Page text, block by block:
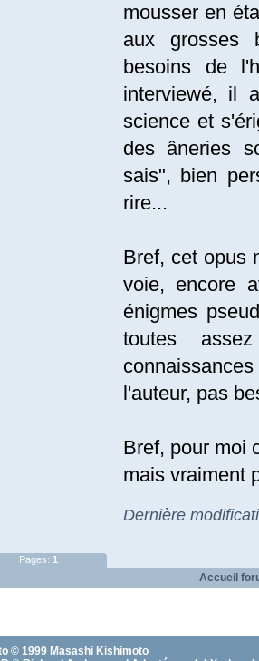
mousser en
aux grosses
besoins de
interviewé, il
science et
des âneries
sais", bien
rire...
Bref, cet opus
voie, encore
énigmes
toutes
l'auteur, pas
Bref, pour moi
mais vraiment
Dernière
Pages: 1
Accueil
© 1999 Masashi Kishimoto